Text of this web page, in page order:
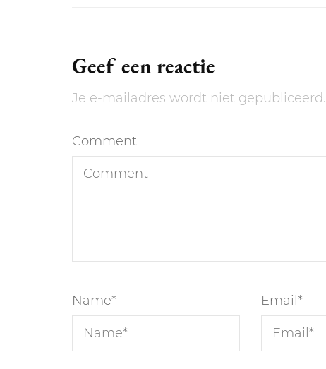
Geef een reactie
Je e-mailadres wordt niet gepubliceerd.
Comment
Name* Email*